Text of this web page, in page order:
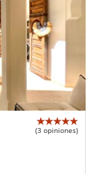
(3 opiniones)